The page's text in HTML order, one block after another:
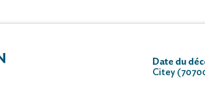
Date du
Citey